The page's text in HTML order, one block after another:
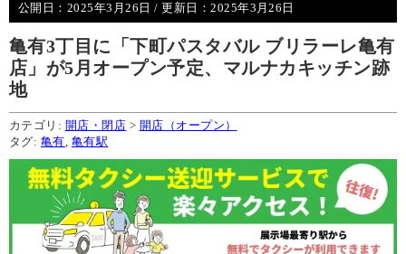
公開日： 2025年3月26日 / 更新日：2025年3月26日
亀有3丁目に「下町パスタバル ブリラーレ亀有
店」が5月オープン予定、マルナカキッチン跡
地
カテゴリ: 開店・閉店 > 開店（オープン）
タグ: 亀有 亀有駅